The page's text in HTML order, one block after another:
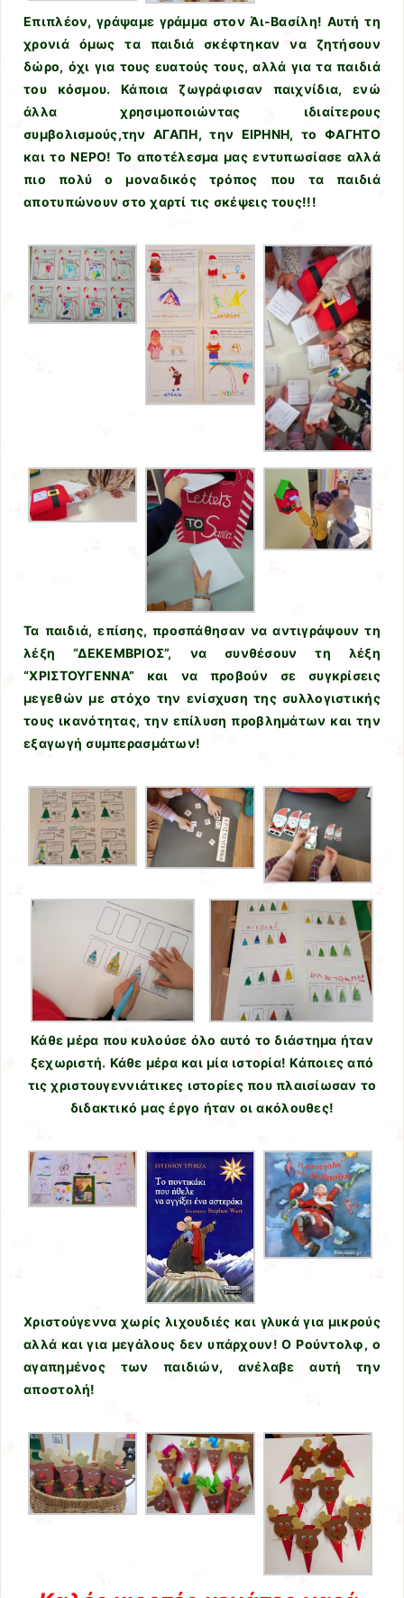
Επιπλέον, γράψαμε γράμμα στον Άι-Βασίλη! Αυτή τη
χρονιά όμως τα παιδιά σκέφτηκαν να ζητήσουν
δώρο, όχι για τους ευατούς τους, αλλά για τα παιδιά
του κόσμου. Κάποια ζωγράφισαν παιχνίδια, ενώ
άλλα χρησιμοποιώντας ιδιαίτερους
συμβολισμούς,την ΑΓΑΠΗ, την ΕΙΡΗΝΗ, το ΦΑΓΗΤΟ
και το ΝΕΡΟ! Το αποτέλεσμα μας εντυπωσίασε αλλά
πιο πολύ ο μοναδικός τρόπος που τα παιδιά
αποτυπώνουν στο χαρτί τις σκέψεις τους!!!
Τα παιδιά, επίσης, προσπάθησαν να αντιγράψουν τη
λέξη “ΔΕΚΕΜΒΡΙΟΣ”, να συνθέσουν τη λέξη
“ΧΡΙΣΤΟΥΓΕΝΝΑ” και να προβούν σε συγκρίσεις
μεγεθών με στόχο την ενίσχυση της συλλογιστικής
τους ικανότητας, την επίλυση προβλημάτων και την
εξαγωγή συμπερασμάτων!
Κάθε μέρα που κυλούσε όλο αυτό το διάστημα ήταν
ξεχωριστή. Κάθε μέρα και μία ιστορία! Κάποιες από
τις χριστουγεννιάτικες ιστορίες που πλαισίωσαν το
διδακτικό μας έργο ήταν οι ακόλουθες!
Χριστούγεννα χωρίς λιχουδιές και γλυκά για μικρούς
αλλά και για μεγάλους δεν υπάρχουν! Ο Ρούντολφ, ο
αγαπημένος των παιδιών, ανέλαβε αυτή την
αποστολή!